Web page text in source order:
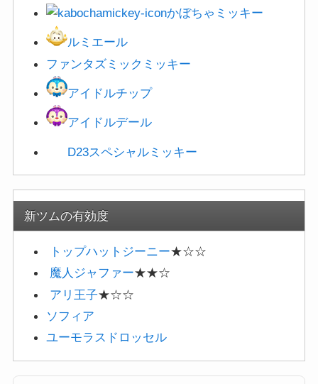
かぼちゃミッキー
ルミエール
ファンタズミックミッキー
アイドルチップ
アイドルデール
新ツムの有効度
魔人ジャファー
★★☆
アリ王子 ★☆☆
ソフィア
ユーモラスドロッセル